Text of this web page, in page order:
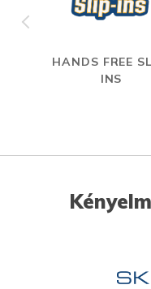
HANDS FREE
INS